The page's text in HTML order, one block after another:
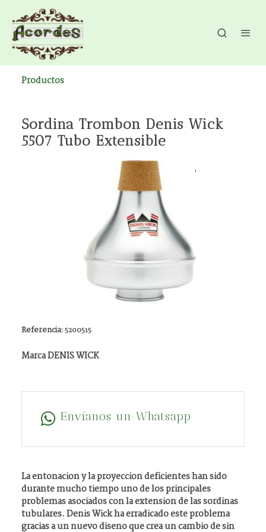
Productos
Sordina Trombon Denis Wick
5507 Tubo Extensible
Referencia:5200515
Marca DENIS WICK
Envíanos un Whatsapp
La entonacion y la proyeccion deficientes han sido
durante mucho tiempo uno de los principales
problemas asociados con la extension de las sordinas
tubulares. Denis Wick ha erradicado este problema
gracias a un nuevo diseno que crea un cambio de sin